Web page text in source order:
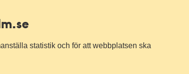
statistik och för att webbplatsen ska